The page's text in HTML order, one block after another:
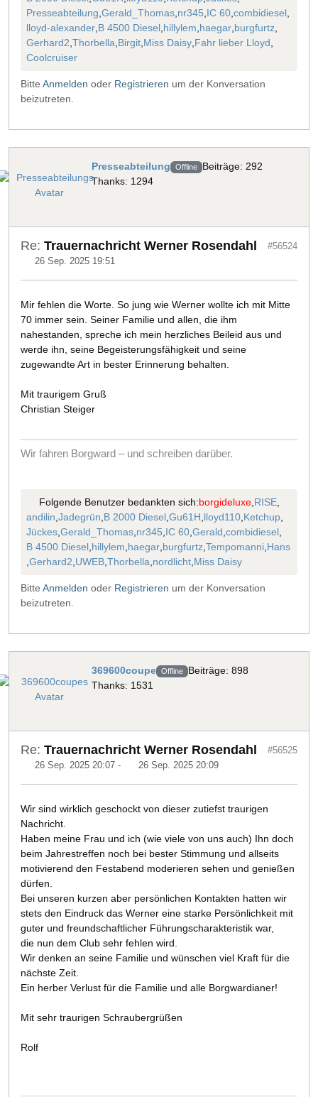
Presseabteilung,Gerald_Thomas,nr345,IC 60,combidiesel,
lloyd-alexander,B 4500 Diesel,hillylem,haegar,burgfurtz,
Gerhard2,Thorbella,Birgit,Miss Daisy,Fahr lieber Lloyd,
Coolcruiser
Bitte Anmelden oder Registrieren um der Konversation
beizutreten.
Presseabteilung Offline Beiträge: 292
Thanks: 1294
Re: Trauernachricht Werner Rosendahl
26 Sep. 2025 19:51
#56524
Mir fehlen die Worte. So jung wie Werner wollte ich mit Mitte
70 immer sein. Seiner Familie und allen, die ihm
nahestanden, spreche ich mein herzliches Beileid aus und
werde ihn, seine Begeisterungsfähigkeit und seine
zugewandte Art in bester Erinnerung behalten.
Mit traurigem Gruß
Christian Steiger
Wir fahren Borgward – und schreiben darüber.
Folgende Benutzer bedankten sich:borgideluxe,RISE,
andilin,Jadegrün,B 2000 Diesel,Gu61H,lloyd110,Ketchup,
Jückes,Gerald_Thomas,nr345,IC 60,Gerald,combidiesel,
B 4500 Diesel,hillylem,haegar,burgfurtz,Tempomanni,Hans
,Gerhard2,UWEB,Thorbella,nordlicht,Miss Daisy
Bitte Anmelden oder Registrieren um der Konversation
beizutreten.
369600coupe Offline Beiträge: 898
Thanks: 1531
Re: Trauernachricht Werner Rosendahl
26 Sep. 2025 20:07 - 26 Sep. 2025 20:09
#56525
Wir sind wirklich geschockt von dieser zutiefst traurigen
Nachricht.
Haben meine Frau und ich (wie viele von uns auch) Ihn doch
beim Jahrestreffen noch bei bester Stimmung und allseits
motivierend den Festabend moderieren sehen und genießen
dürfen.
Bei unseren kurzen aber persönlichen Kontakten hatten wir
stets den Eindruck das Werner eine starke Persönlichkeit mit
guter und freundschaftlicher Führungscharakteristik war,
die nun dem Club sehr fehlen wird.
Wir denken an seine Familie und wünschen viel Kraft für die
nächste Zeit.
Ein herber Verlust für die Familie und alle Borgwardianer!
Mit sehr traurigen Schraubergrüßen
Rolf